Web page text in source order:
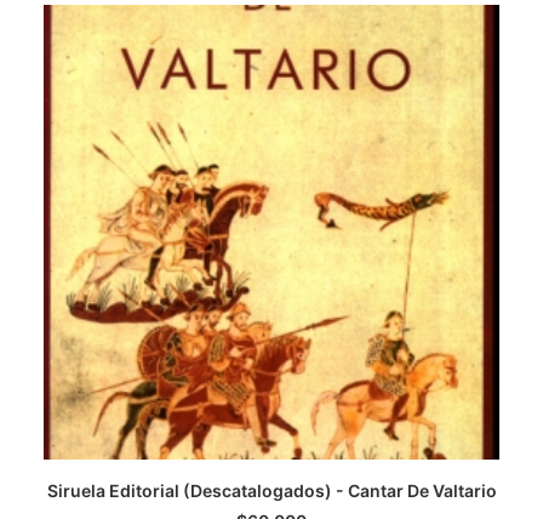
AGREGAR AL CARRITO
Siruela Editorial (Descatalogados) - Cantar De Valtario